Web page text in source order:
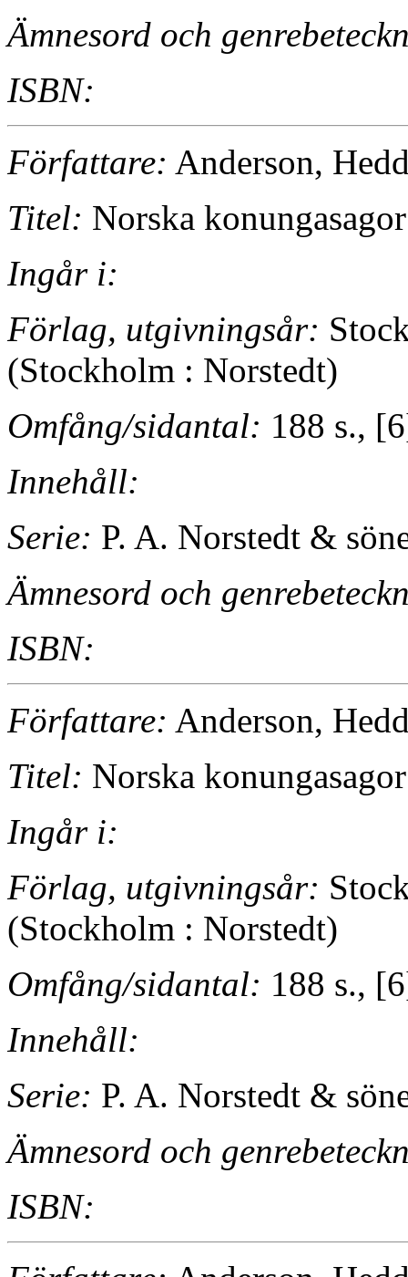
Ämnesord och
ISBN:
Författare: Anderson,
Titel: Norska
Ingår i:
Förlag, utgivningsår:
(Stockholm : Norstedt)
Omfång/sidantal: 188 s.,
Innehåll:
Serie: P. A. Norstedt &
Ämnesord och
ISBN:
Författare: Anderson,
Titel: Norska
Ingår i:
Förlag, utgivningsår:
(Stockholm : Norstedt)
Omfång/sidantal: 188 s.,
Innehåll:
Serie: P. A. Norstedt &
Ämnesord och
ISBN: